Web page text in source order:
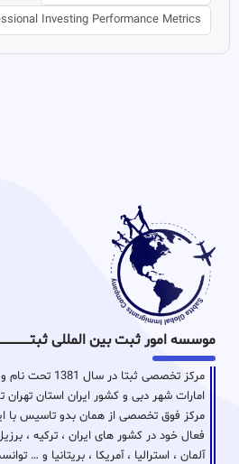
Investing Performance Metrics
موسسه امور ثبت بین المللی
مرکز تخصصی ثبتا
امارات شهر دبی و کشور ایران استان
مرکز فوق تخصصی از همان بدو تاسیس با
فعال خود در کشور های ایران ، ترکیه ،
آلمان ، استرالیا ، آمریکا ، بریتانیا و …